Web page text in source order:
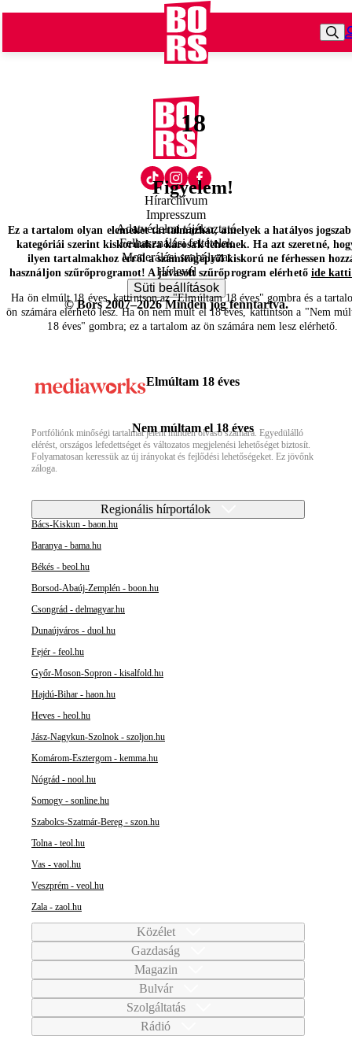
18
Figyelem!
Ez a tartalom olyan elemeket tartalmazhat, amelyek a hatályos
kategóriái szerint kiskorúakra károsak lehetnek. Ha azt szeretné,
ilyen tartalmakhoz erről a számítógépről kiskorú ne férhessen
használjon szűrőprogramot! A javasolt szűrőprogram elérhető ide
Ha ön elmúlt 18 éves, kattintson az "Elmúltam 18 éves" gombra és a
ön számára elérhető lesz. Ha ön nem múlt el 18 éves, kattintson a "Nem
18 éves" gombra; ez a tartalom az ön számára nem lesz elérhető.
Elmúltam 18 éves
Nem múltam el 18 éves
Hírarchívum
Impresszum
Adatvédelmi tájékoztató
Felhasználási feltételek
Moderálási szabályzat
Hírlevél
Süti beállítások
© Bors 2007–2026 Minden jog fenntartva.
Portfóliónk minőségi tartalmat jelent minden olvasó számára. Egyedülálló
elérést, országos lefedettséget és változatos megjelenési lehetőséget biztosít.
Folyamatosan keressük az új irányokat és fejlődési lehetőségeket. Ez jövőnk
záloga.
Regionális hírportálok
Bács-Kiskun - baon.hu
Baranya - bama.hu
Békés - beol.hu
Borsod-Abaúj-Zemplén - boon.hu
Csongrád - delmagyar.hu
Dunaújváros - duol.hu
Fejér - feol.hu
Győr-Moson-Sopron - kisalfold.hu
Hajdú-Bihar - haon.hu
Heves - heol.hu
Jász-Nagykun-Szolnok - szoljon.hu
Komárom-Esztergom - kemma.hu
Nógrád - nool.hu
Somogy - sonline.hu
Szabolcs-Szatmár-Bereg - szon.hu
Tolna - teol.hu
Vas - vaol.hu
Veszprém - veol.hu
Zala - zaol.hu
Közélet
Gazdaság
Magazin
Bulvár
Szolgáltatás
Rádió